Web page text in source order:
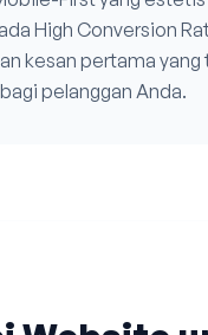
High Conversion
kesan pertama yang
pelanggan Anda.